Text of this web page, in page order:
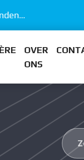
OVER
ONS